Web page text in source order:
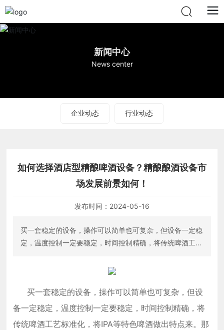
新闻中心
News center
企业动态 行业动态
如何选择酒店型精酿啤酒设备？精酿酿酒设备市
场发展前景如何！
发布时间： 2024-05-16
买一套稳定的设备，操作可以简单也可复杂，但设备一定稳
定，温度控制一定要稳定，时间控制精确，将传统啤酒工艺
买一套稳定的设备，操作可以简单也可复杂，但设
备一定稳定，温度控制一定要稳定，时间控制精确，将
传统啤酒工艺标准化，将IPA等特色啤酒做出特点来。那